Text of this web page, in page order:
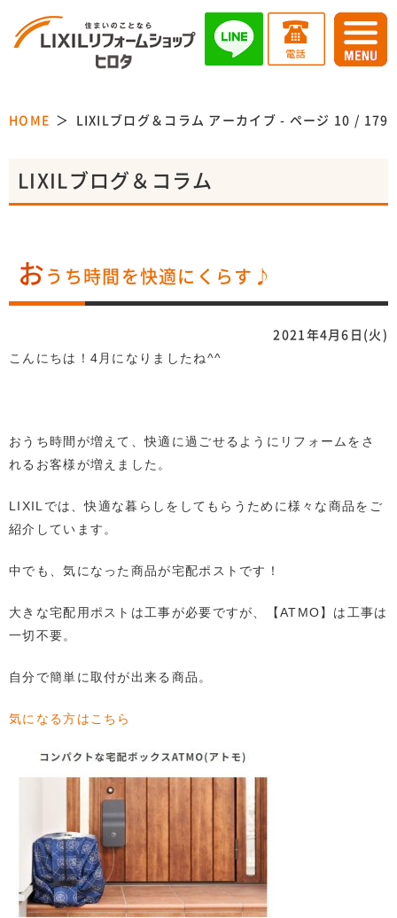
HOME LIXILブログ＆コラム アーカイブ - ページ 10 / 179
LIXILブログ＆コラム
お うち時間を快適にくらす♪
2021年4月6日(火)
こんにちは！4月になりましたね^^
おうち時間が増えて、快適に過ごせるようにリフォームをさ
れるお客様が増えました。
LIXILでは、快適な暮らしをしてもらうために様々な商品をご
紹介しています。
中でも、気になった商品が宅配ポストです！
大きな宅配用ポストは工事が必要ですが、【ATMO】は工事は
一切不要。
自分で簡単に取付が出来る商品。
気になる方はこちら